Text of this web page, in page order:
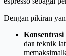
Dengan pikiran
Konsentrasi
dan teknik